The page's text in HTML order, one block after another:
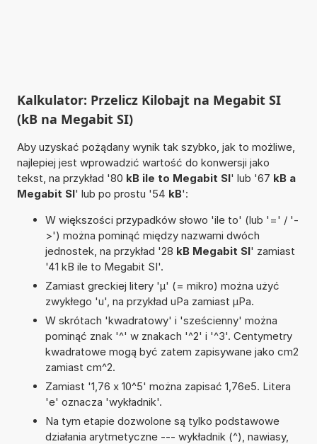
Kalkulator: Przelicz Kilobajt na Megabit SI
(kB na Megabit SI)
Aby uzyskać pożądany wynik tak szybko, jak to możliwe,
najlepiej jest wprowadzić wartość do konwersji jako
tekst, na przykład '80 kB ile to Megabit SI' lub '67 kB a
Megabit SI' lub po prostu '54 kB':
W większości przypadków słowo 'ile to' (lub '=' / '-
>') można pominąć między nazwami dwóch
jednostek, na przykład '28 kB Megabit SI' zamiast
'41 kB ile to Megabit SI'.
Zamiast greckiej litery 'µ' (= mikro) można użyć
zwykłego 'u', na przykład uPa zamiast µPa.
W skrótach 'kwadratowy' i 'sześcienny' można
pominąć znak '^' w znakach '^2' i '^3'. Centymetry
kwadratowe mogą być zatem zapisywane jako cm2
zamiast cm^2.
Zamiast '1,76 x 10^5' można zapisać 1,76e5. Litera
'e' oznacza 'wykładnik'.
Na tym etapie dozwolone są tylko podstawowe
działania arytmetyczne --- wykładnik (^), nawiasy,